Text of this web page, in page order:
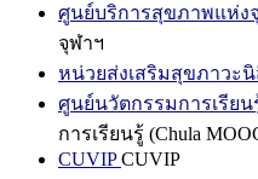
ศูนย์บริการสุขภาพแห่ง
จุฬาฯ
หน่วยส่งเสริมสุขภาวะ
ศูนย์นวัตกรรมการเรียน
การเรียนรู้ (Chula
CUVIPCUVIP